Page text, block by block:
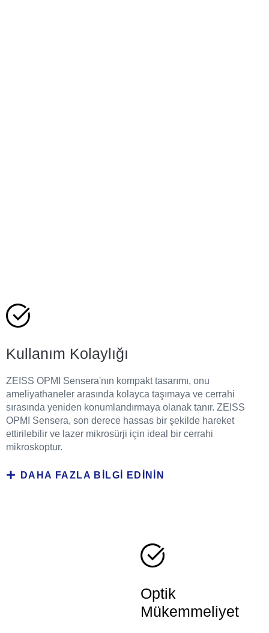
Kullanım Kolaylığı
ZEISS OPMI Sensera'nın kompakt tasarımı, onu
ameliyathaneler arasında kolayca taşımaya ve cerrahi
sırasında yeniden konumlandırmaya olanak tanır. ZEISS
OPMI Sensera, son derece hassas bir şekilde hareket
ettirilebilir ve lazer mikrosürji için ideal bir cerrahi
mikroskoptur.
DAHA FAZLA BILGI EDININ
Optik
Mükemmeliyet